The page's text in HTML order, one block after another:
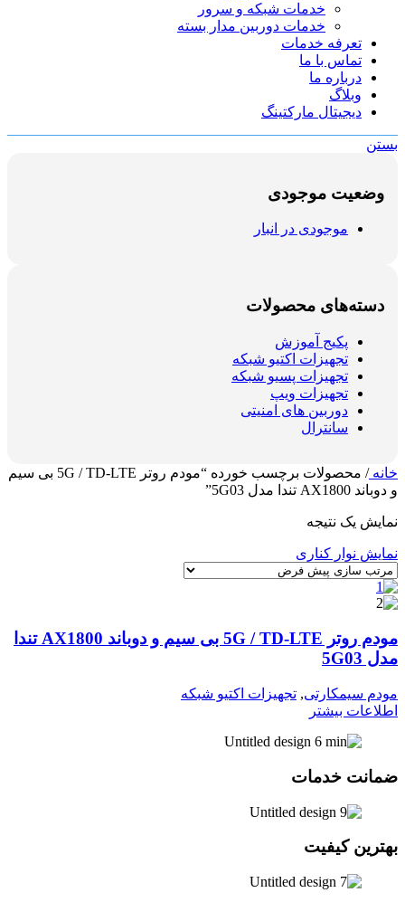
خدمات شبکه و سرور
خدمات دوربین مدار بسته
تعرفه خدمات
تماس با ما
درباره ما
وبلاگ
دیجیتال مارکتینگ
بستن
وضعیت موجودی
موجودی در انبار
دسته‌های محصولات
پکیج آموزش
تجهیزات اکتیو شبکه
تجهیزات پسیو شبکه
تجهیزات ویپ
دوربین های امنیتی
سانترال
خانه/
محصولات برچسب خورده “مودم روتر 5G / TD-LTE بی سیم
و دوباند AX1800 تندا مدل 5G03”
نمایش یک نتیجه
نمایش نوار کناری
مودم روتر 5G / TD-LTE بی سیم و دوباند AX1800 تندا
مدل 5G03
مودم سیمکارتی, تجهیزات اکتیو شبکه
اطلاعات بیشتر
ضمانت خدمات
بهترین کیفیت